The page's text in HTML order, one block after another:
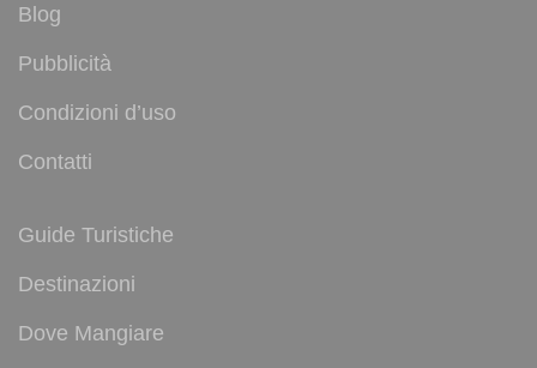
Blog
Pubblicità
Condizioni d’uso
Contatti
Guide Turistiche
Destinazioni
Dove Mangiare